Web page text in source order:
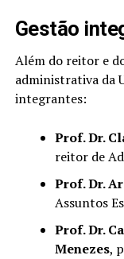
Gestão
Além do reitor e
administrativa da
integrantes:
Prof. Dr.
reitor de
Prof. Dr.
Assuntos
Prof. Dr.
Menezes,